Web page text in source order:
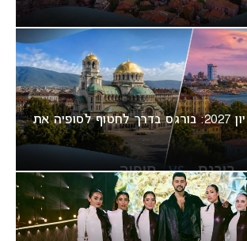
המירוץ לאירוויזיון 2027: בורגס בדרך לחטוף לסופיה את